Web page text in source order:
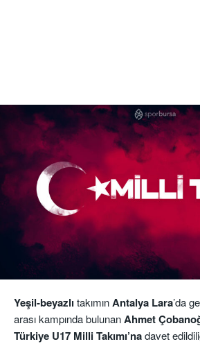
Yeşil-beyazlı takımınAntalya Lara’da
arası kampında bulunanAhmet
Türkiye U17 Milli Takımı’nadavet